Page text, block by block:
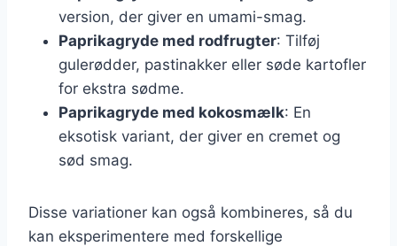
version, der giver en umami-smag.
Paprikagryde med rodfrugter: Tilføj
gulerødder, pastinakker eller søde kartofler
for ekstra sødme.
Paprikagryde med kokosmælk: En
eksotisk variant, der giver en cremet og
sød smag.
Disse variationer kan også kombineres, så du
kan eksperimentere med forskellige